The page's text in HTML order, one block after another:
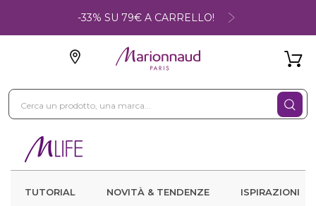
-33% SU 79€ A CARRELLO!
TUTORIAL NOVITÀ & TENDENZE ISPIRAZIONI